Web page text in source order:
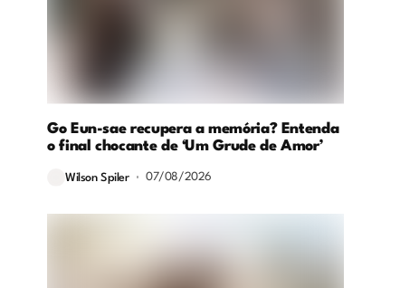
Go Eun-sae recupera a memória? Entenda
o final chocante de ‘Um Grude de Amor’
Wilson Spiler 07/08/2026